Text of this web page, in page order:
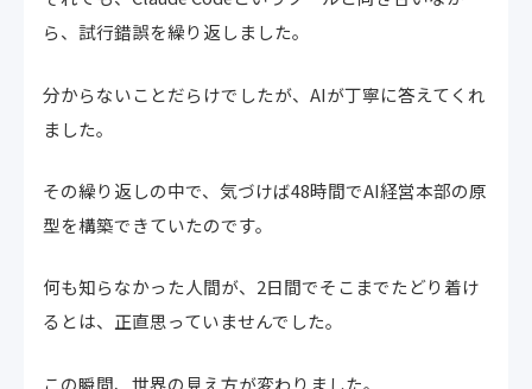
ら、試行錯誤を繰り返しました。
分からないことだらけでしたが、AIが丁寧に答えてくれ
ました。
その繰り返しの中で、気づけば48時間でAI経営本部の原
型を構築できていたのです。
何も知らなかった人間が、2日間でそこまでたどり着け
るとは、正直思っていませんでした。
この瞬間、世界の見え方が変わりました。